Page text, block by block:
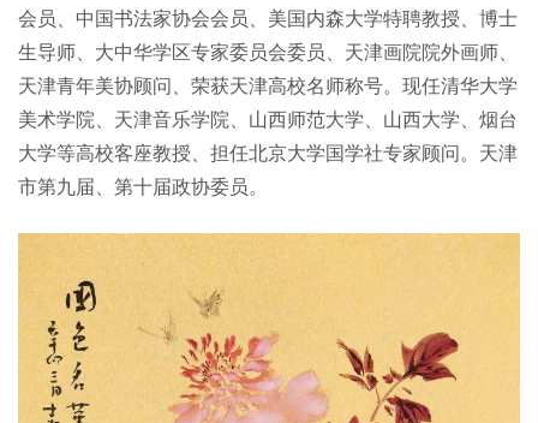
会员、中国书法家协会会员、美国内森大学特聘教授、博士
生导师、大中华学区专家委员会委员、天津画院院外画师、
天津青年美协顾问、荣获天津高校名师称号。现任清华大学
美术学院、天津音乐学院、山西师范大学、山西大学、烟台
大学等高校客座教授、担任北京大学国学社专家顾问。天津
市第九届、第十届政协委员。